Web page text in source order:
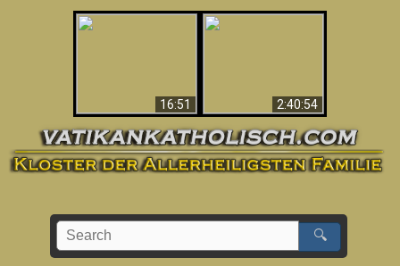
16:51
2:40:54
🔍